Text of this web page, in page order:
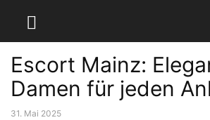
Escort Mainz:
Damen für jeden
31. Mai 2025